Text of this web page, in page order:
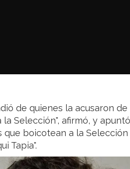
de quienes la acusaron
Selección", afirmó, y
boicotean a la Selección
Tapia".